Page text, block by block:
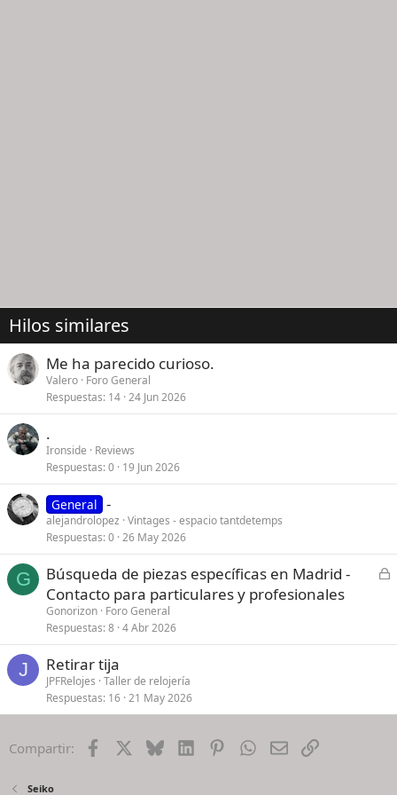
Hilos similares
Me ha parecido curioso.
Valero Foro General
Respuestas 14 24 Jun 2026
.
Ironside
Reviews
Respuestas 0 19 Jun 2026
General -
alejandrolopez Vintages - espacio tantdetemps
Respuestas 0 26 May 2026
G
C
a
Búsqueda de piezas específicas en Madrid -
Contacto para particulares y profesionales
Gonorizon Foro General
Respuestas 8 4 Abr 2026
J Retirar tija
JPFRelojes Taller de relojería
Respuestas 16 21 May 2026
Compartir: Facebook BlueskyLinkedInPinterestWhatsApp
EmailEnlace
Seiko